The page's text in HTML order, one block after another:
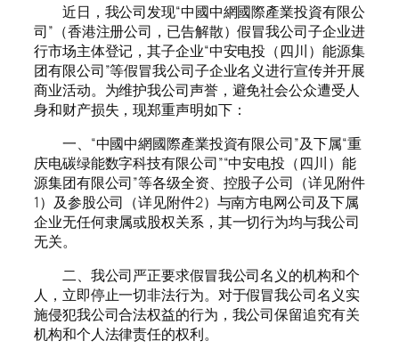
近日，我公司发现“中國中網國際產業投資有限公
司”（香港注册公司，已告解散）假冒我公司子企业进
行市场主体登记，其子企业“中安电投（四川）能源集
团有限公司”等假冒我公司子企业名义进行宣传并开展
商业活动。为维护我公司声誉，避免社会公众遭受人
身和财产损失，现郑重声明如下：
一、“中國中網國際產業投資有限公司”及下属“重
庆电碳绿能数字科技有限公司”“中安电投（四川）能
源集团有限公司”等各级全资、控股子公司（详见附件
1）及参股公司（详见附件2）与南方电网公司及下属
企业无任何隶属或股权关系，其一切行为均与我公司
无关。
二、我公司严正要求假冒我公司名义的机构和个
人，立即停止一切非法行为。对于假冒我公司名义实
施侵犯我公司合法权益的行为，我公司保留追究有关
机构和个人法律责任的权利。